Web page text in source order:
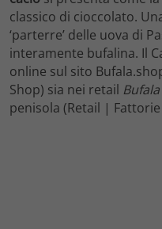
classico di cioccolato.
‘parterre’ delle uova di
interamente bufalina. Il
online sul sito
Shop) sia nei retail Bufala
penisola (Retail |